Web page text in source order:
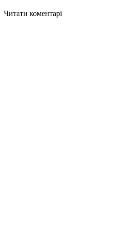
Читати коментарі